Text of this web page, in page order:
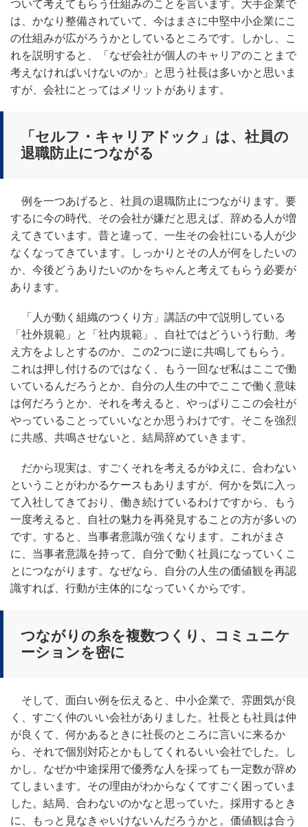
ついて考えてもらう仕組みのことを言います。大手企業で
は、かなり整備されていて、今はまさに中堅中小企業にこ
の仕組みが広がろうかとしているところです。しかし、こ
れを説明すると、「なぜ会社が個人のキャリアのことまで
考えなければいけないのか」と思う社長は多いかと思いま
すが、会社にとってはメリットがあります。
「セルフ・キャリアドック」は、社員の
退職防止につながる
例を一つあげると、社員の退職防止につながります。要
するに今の時代、その会社が嫌だと思えば、辞める人が増
えてきています。昔と違って、一生その会社にいる人が少
なくなってきています。しっかりとその人が何をしたいの
か、今後どうありたいのかをちゃんと考えてもらう必要が
あります。
「人が動く組織のつくり方」講話の中で説明している
「社外規範」と「社内規範」、自社ではどういう行動、考
え方をよしとするのか、この2つに逆に共鳴してもらう。
これは押し付けるのではなく、もう一回なぜ私はここで働
いているんだろうとか、自分の人生の中でここで働く意味
は何だろうとか、それを考えると、やっぱりここの会社が
やっていることっていいなとか思うわけです。そこを強烈
に共感、共鳴させないと、結局辞めていきます。
だから現実は、すごくそれを考えるがゆえに、合わない
ということがわかるケースもありますが、何かを気に入っ
て入社してきており、働き続けているわけですから、もう
一度考えると、自社の魅力を再発見することの方が多いの
です。すると、当事者意識が強くなります。これがまさ
に、当事者意識を持って、自分で動く社員になっていくこ
とにつながります。なぜなら、自分の人生の価値観を再認
識すれば、行動が主体的になっていくからです。
つながりの糸を複数つくり、コミュニケ
ーションを密に
そして、面白い例を伝えると、中小企業で、雰囲気が良
く、すごく仲のいい会社がありました。社長とも社員は仲
が良くて、何かあるときに社長のところに言いに来るか
ら、それで個別対応とかもしてくれるいい会社でした。し
かし、なぜか中途採用で優秀な人を採っても一定数が辞め
てしまいます。その理由がわからなくてすごく困っていま
した。結局、合わないのかなと思っていた。採用するとき
に、もっと見なきゃいけないんだろうかと。価値観は合う